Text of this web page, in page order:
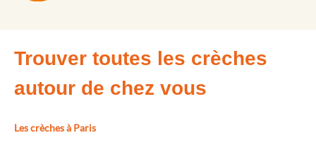
Trouver toutes les crèches
autour de chez vous
Les crèches à Paris